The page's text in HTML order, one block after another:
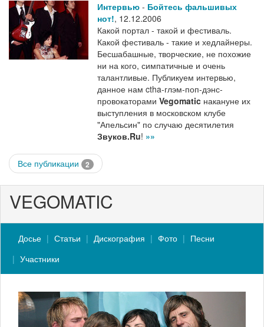
Интервью - Бойтесь фальшивых
нот!, 12.12.2006
Какой портал - такой и фестиваль.
Какой фестиваль - такие и хедлайнеры.
Бесшабашные, творческие, не похожие
ни на кого, симпатичные и очень
талантливые. Публикуем интервью,
данное нам ctha-глэм-поп-дэнс-
провокаторами Vegomatic накануне их
выступления в московском клубе
"Апельсин" по случаю десятилетия
Звуков.Ru! »»
Все публикации 2
VEGOMATIC
Досье Статьи Дискография Фото
Песни
Участники